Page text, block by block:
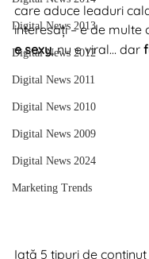
Digital News 2013
Digital News 2012
Digital News 2011
Digital News 2010
Digital News 2009
Digital News 2024
Marketing Trends
care aduce leaduri
interesați – e de multe
e sexy, nu e viral… dar
Iată 5 tipuri de